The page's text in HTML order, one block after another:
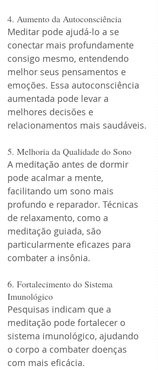
4. Aumento da Autoconsciência
Meditar pode ajudá-lo a se
conectar mais profundamente
consigo mesmo, entendendo
melhor seus pensamentos e
emoções. Essa autoconsciência
aumentada pode levar a
melhores decisões e
relacionamentos mais saudáveis.
5. Melhoria da Qualidade do Sono
A meditação antes de dormir
pode acalmar a mente,
facilitando um sono mais
profundo e reparador. Técnicas
de relaxamento, como a
meditação guiada, são
particularmente eficazes para
combater a insônia.
6. Fortalecimento do Sistema
Imunológico
Pesquisas indicam que a
meditação pode fortalecer o
sistema imunológico, ajudando
o corpo a combater doenças
com mais eficácia.